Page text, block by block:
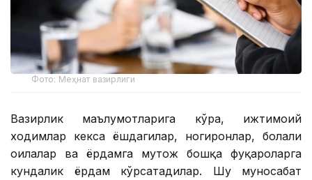
Фото: Меҳнат вазирлиги
Вазирлик маълумотларига кўра, ижтимоий
ходимлар кекса ёшдагилар, ногиронлар, болали
оилалар ва ёрдамга муҳтож бошқа фуқароларга
кундалик ёрдам кўрсатадилар. Шу муносабат